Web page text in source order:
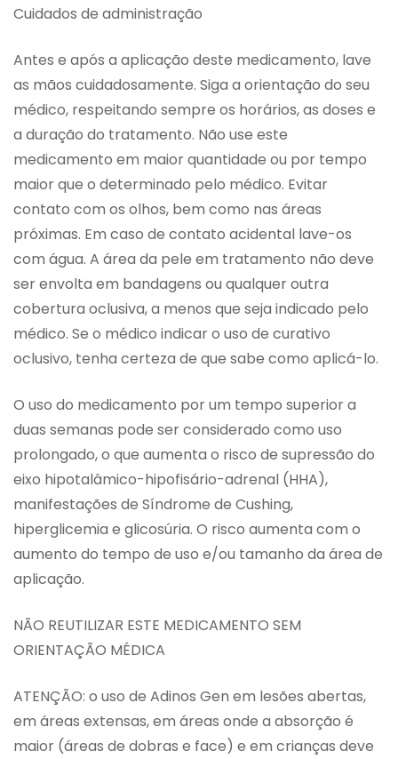
Cuidados de administração
Antes e após a aplicação deste medicamento, lave
as mãos cuidadosamente. Siga a orientação do seu
médico, respeitando sempre os horários, as doses e
a duração do tratamento. Não use este
medicamento em maior quantidade ou por tempo
maior que o determinado pelo médico. Evitar
contato com os olhos, bem como nas áreas
próximas. Em caso de contato acidental lave-os
com água. A área da pele em tratamento não deve
ser envolta em bandagens ou qualquer outra
cobertura oclusiva, a menos que seja indicado pelo
médico. Se o médico indicar o uso de curativo
oclusivo, tenha certeza de que sabe como aplicá-lo.
O uso do medicamento por um tempo superior a
duas semanas pode ser considerado como uso
prolongado, o que aumenta o risco de supressão do
eixo hipotalâmico-hipofisário-adrenal (HHA),
manifestações de Síndrome de Cushing,
hiperglicemia e glicosúria. O risco aumenta com o
aumento do tempo de uso e/ou tamanho da área de
aplicação.
NÃO REUTILIZAR ESTE MEDICAMENTO SEM
ORIENTAÇÃO MÉDICA
ATENÇÃO: o uso de Adinos Gen em lesões abertas,
em áreas extensas, em áreas onde a absorção é
maior (áreas de dobras e face) e em crianças deve